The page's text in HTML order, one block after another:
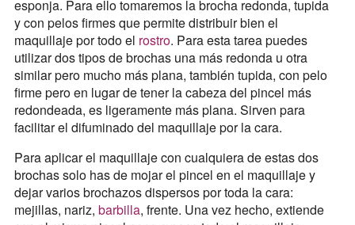
esponja. Para ello tomaremos la brocha redonda, tupida
y con pelos firmes que permite distribuir bien el
maquillaje por todo el rostro. Para esta tarea puedes
utilizar dos tipos de brochas una más redonda u otra
similar pero mucho más plana, también tupida, con pelo
firme pero en lugar de tener la cabeza del pincel más
redondeada, es ligeramente más plana. Sirven para
facilitar el difuminado del maquillaje por la cara.
Para aplicar el maquillaje con cualquiera de estas dos
brochas solo has de mojar el pincel en el maquillaje y
dejar varios brochazos dispersos por toda la cara:
mejillas, nariz, barbilla, frente. Una vez hecho, extiende